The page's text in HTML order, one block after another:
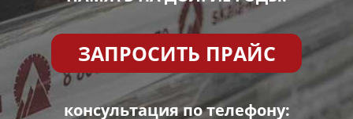
ЗАПРОСИТЬ ПРАЙС
консультация по телефону: